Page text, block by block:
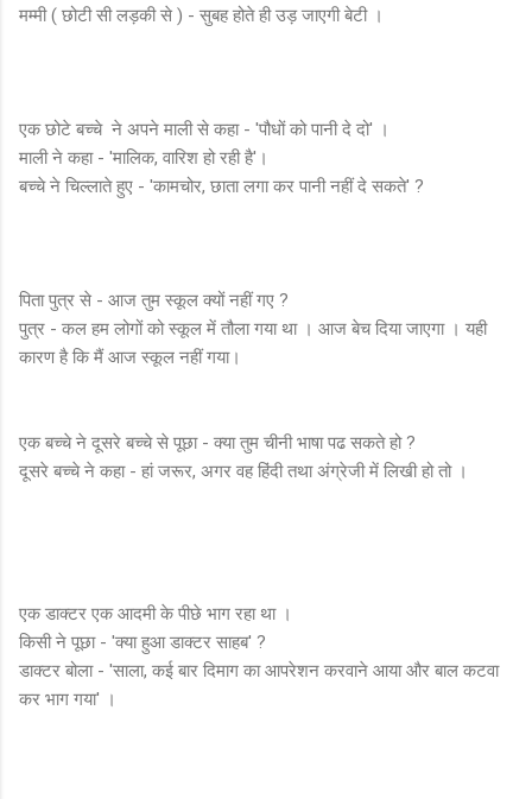
मम्मी ( छोटी सी लड़की से ) - सुबह होते ही उड़ जाएगी बेटी ।
एक छोटे बच्चे ने अपने माली से कहा - 'पौधों को पानी दे दो' ।
माली ने कहा - 'मालिक, वारिश हो रही है'।
बच्चे ने चिल्लाते हुए - 'कामचोर, छाता लगा कर पानी नहीं दे सकते' ?
पिता पुत्र से - आज तुम स्कूल क्यों नहीं गए ?
पुत्र - कल हम लोगों को स्कूल में तौला गया था । आज बेच दिया जाएगा । यही
कारण है कि मैं आज स्कूल नहीं गया।
एक बच्चे ने दूसरे बच्चे से पूछा - क्या तुम चीनी भाषा पढ सकते हो ?
दूसरे बच्चे ने कहा - हां जरूर, अगर वह हिंदी तथा अंग्रेजी में लिखी हो तो ।
एक डाक्टर एक आदमी के पीछे भाग रहा था ।
किसी ने पूछा - 'क्या हुआ डाक्टर साहब' ?
डाक्टर बोला - 'साला, कई बार दिमाग का आपरेशन करवाने आया और बाल कटवा
कर भाग गया' ।